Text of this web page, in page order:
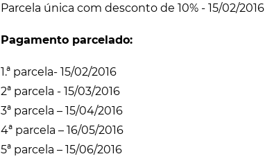
Parcela única com desconto de 10% - 15/02/2016
Pagamento parcelado:
1.ª parcela- 15/02/2016
2ª parcela - 15/03/2016
3ª parcela – 15/04/2016
4ª parcela – 16/05/2016
5ª parcela – 15/06/2016